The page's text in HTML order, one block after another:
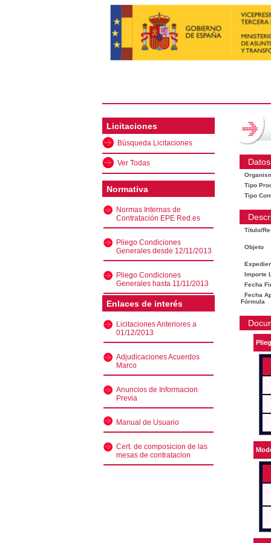
Licitaciones
Búsqueda Licitaciones
Ver Todas
Normativa
Normas Internas de
Contratación EPE Red.es
Pliego Condiciones
Generales desde 12/11/2013
Pliego Condiciones
Generales hasta 11/11/2013
Enlaces de interés
Licitaciones Anteriores a
01/12/2013
Adjudicaciones Acuerdos
Marco
Anuncios de Informacion
Previa
Manual de Usuario
Cert. de composicion de las
mesas de contratacion
Tipo
Tipo
Título/
Objeto
Importe
Fecha
Fecha
Fórmula